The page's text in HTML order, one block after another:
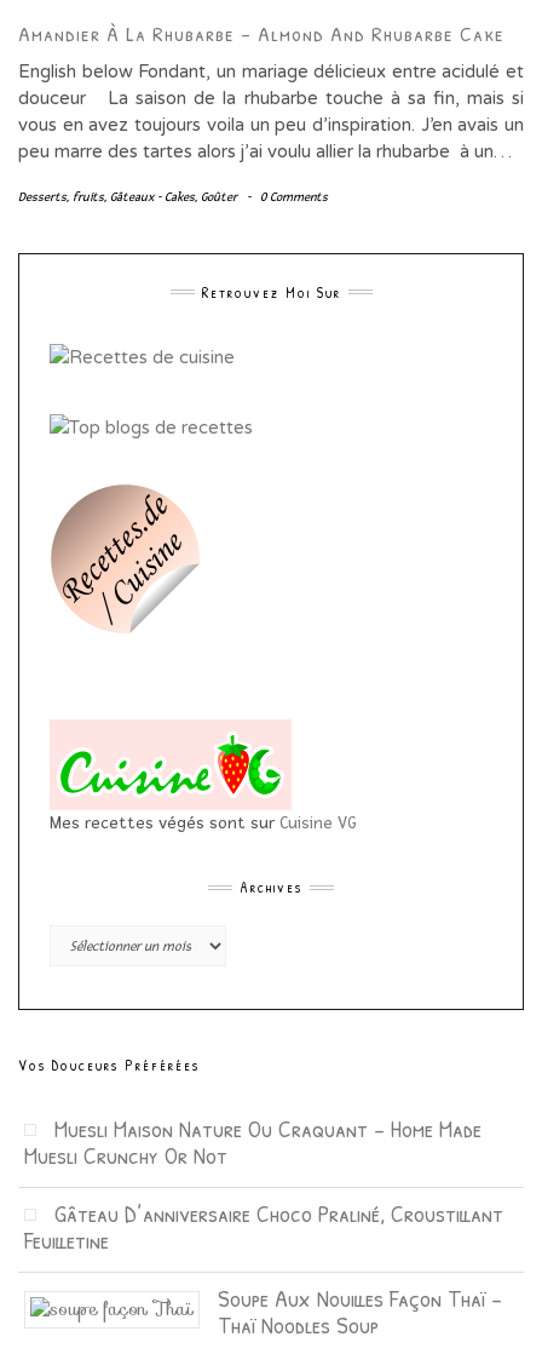
Amandier À La Rhubarbe – Almond And Rhubarbe Cake
English below Fondant, un mariage délicieux entre acidulé et
douceur La saison de la rhubarbe touche à sa fin, mais si
vous en avez toujours voila un peu d’inspiration. J’en avais un
peu marre des tartes alors j’ai voulu allier la rhubarbe à un…
Desserts, fruits, Gâteaux - Cakes, Goûter - 0 Comments
Retrouvez Moi Sur
Mes recettes végés sont sur Cuisine VG
Archives
Archives
Vos Douceurs Préférées
Muesli Maison Nature Ou Craquant – Home Made
Muesli Crunchy Or Not
Gâteau D’anniversaire Choco Praliné, Croustillant
Feuilletine
Soupe Aux Nouilles Façon Thaï –
Thaï Noodles Soup